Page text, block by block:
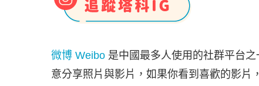
微博 Weibo 是中國最多人使用的社群平台
意分享照片與影片，如果你看到喜歡的影